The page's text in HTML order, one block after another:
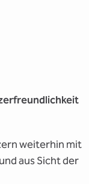
weiterhin mit
aus Sicht der